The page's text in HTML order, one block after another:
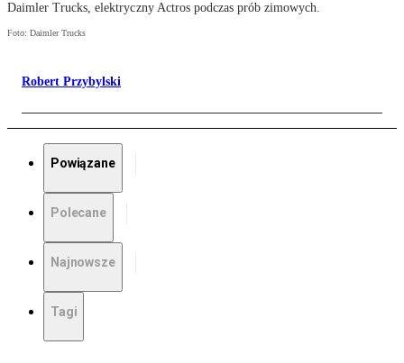
Daimler Trucks, elektryczny Actros podczas prób zimowych.
Foto: Daimler Trucks
Robert Przybylski
Powiązane
Polecane
Najnowsze
Tagi